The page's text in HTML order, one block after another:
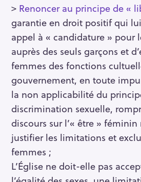
> Renoncer au principe de «
garantie en droit positif qui
appel à « candidature » pour
auprès des seuls garçons et
femmes des fonctions
gouvernement, en toute
la non applicabilité du
discrimination sexuelle,
discours sur l’« être »
justifier les limitations et
femmes ;
L’Église ne doit-elle pas